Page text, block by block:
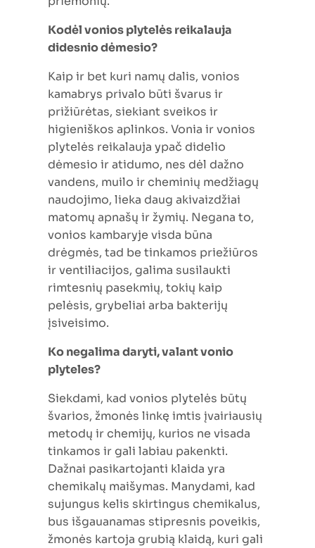
Kodėl vonios plytelės reikalauja
didesnio dėmesio?
Kaip ir bet kuri namų dalis, vonios
kamabrys privalo būti švarus ir
prižiūrėtas, siekiant sveikos ir
higieniškos aplinkos. Vonia ir vonios
plytelės reikalauja ypač didelio
dėmesio ir atidumo, nes dėl dažno
vandens, muilo ir cheminių medžiagų
naudojimo, lieka daug akivaizdžiai
matomų apnašų ir žymių. Negana to,
vonios kambaryje visda būna
drėgmės, tad be tinkamos priežiūros
ir ventiliacijos, galima susilaukti
rimtesnių pasekmių, tokių kaip
pelėsis, grybeliai arba bakterijų
įsiveisimo.
Ko negalima daryti, valant vonio
plyteles?
Siekdami, kad vonios plytelės būtų
švarios, žmonės linkę imtis įvairiausių
metodų ir chemijų, kurios ne visada
tinkamos ir gali labiau pakenkti.
Dažnai pasikartojanti klaida yra
chemikalų maišymas. Manydami, kad
sujungus kelis skirtingus chemikalus,
bus išgauanamas stipresnis poveikis,
žmonės kartoja grubią klaidą, kuri gali